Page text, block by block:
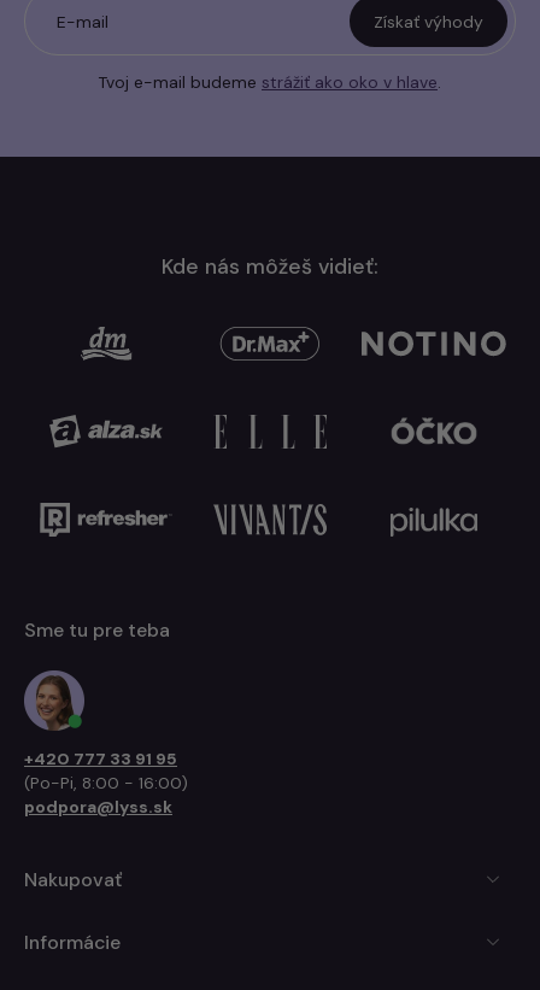
E-mail Získať výhody
Tvoj e-mail budeme strážiť ako oko v hlave.
Kde nás môžeš vidieť:
Sme tu pre teba
+420 777 33 91 95
(Po-Pi, 8:00 - 16:00)
podpora@lyss.sk
Nakupovať
Informácie